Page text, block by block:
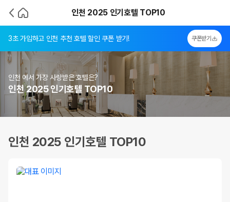
인천 2025 인기호텔 TOP10
3초 가입하고 인천 추천 호텔 할인 쿠폰 받기! 쿠폰받기
인천 에서 가장 사랑받은 호텔은?
인천 2025 인기호텔 TOP10
인천 2025 인기호텔 TOP10